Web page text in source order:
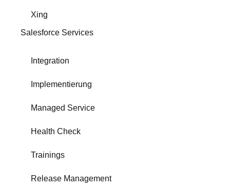
Xing
Salesforce Services
Integration
Implementierung
Managed Service
Health Check
Trainings
Release Management